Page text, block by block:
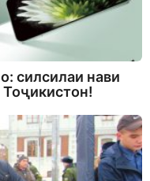
силсилаи нави
Тоҷикистон!